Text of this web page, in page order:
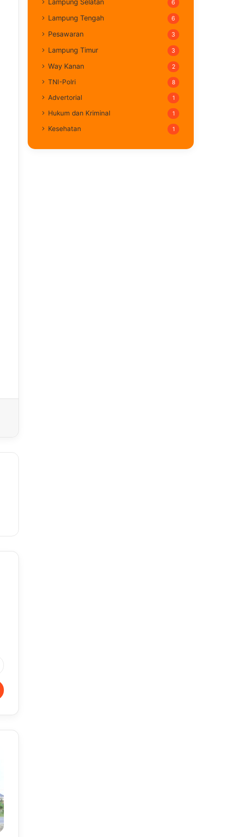
Lampung Selatan 6
Lampung Tengah 6
Pesawaran 3
Lampung Timur 3
Way Kanan 2
TNI-Polri 8
Advertorial 1
Hukum dan Kriminal 1
Kesehatan 1